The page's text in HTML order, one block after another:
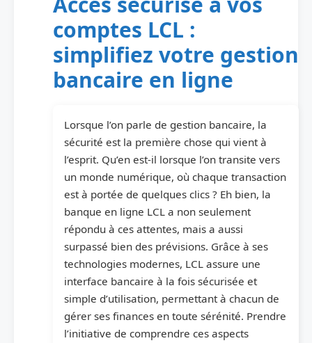
comptes LCL :
simplifiez votre gestion
bancaire en ligne
Lorsque l’on parle de gestion bancaire, la
sécurité est la première chose qui vient à
l’esprit. Qu’en est-il lorsque l’on transite vers
un monde numérique, où chaque transaction
est à portée de quelques clics ? Eh bien, la
banque en ligne LCL a non seulement
répondu à ces attentes, mais a aussi
surpassé bien des prévisions. Grâce à ses
technologies modernes, LCL assure une
interface bancaire à la fois sécurisée et
simple d’utilisation, permettant à chacun de
gérer ses finances en toute sérénité. Prendre
l’initiative de comprendre ces aspects